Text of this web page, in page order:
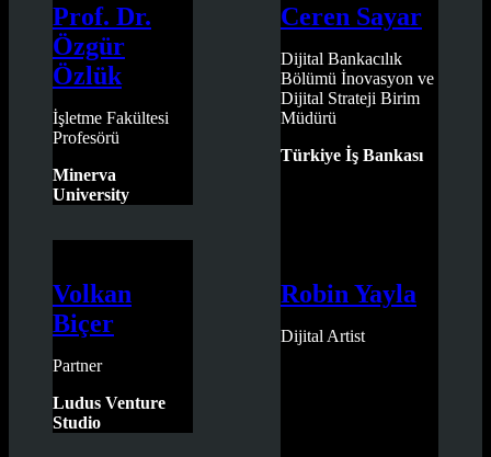
Prof. Dr.
Özgür
Özlük
İşletme Fakültesi
Profesörü
Minerva
University
Ceren Sayar
Dijital Bankacılık
Bölümü İnovasyon ve
Dijital Strateji Birim
Müdürü
Türkiye İş Bankası
Volkan
Biçer
Partner
Ludus Venture
Studio
Robin Yayla
Dijital Artist